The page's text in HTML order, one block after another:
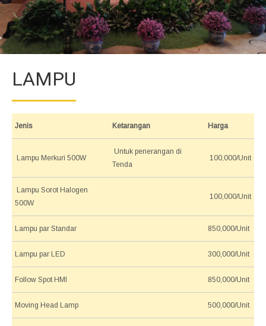
LAMPU
Jenis Ketarangan Harga
Lampu Merkuri 500W
Untuk penerangan di
Tenda
100,000/Unit
Lampu Sorot Halogen
500W
100,000/Unit
Lampu par Standar 850,000/Unit
Lampu par LED 300,000/Unit
Follow Spot HMI 850,000/Unit
Moving Head Lamp 500,000/Unit